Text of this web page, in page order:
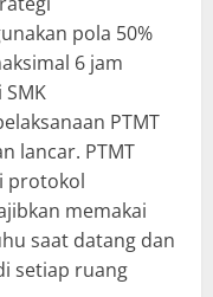
pola 50%
6 jam
PTMT
lancar. PTMT
protokol
memakai
saat datang dan
setiap ruang